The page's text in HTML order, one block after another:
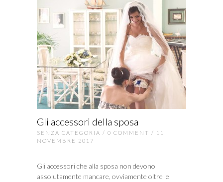
Gli accessori della sposa
SENZA CATEGORIA / 0 COMMENT / 11
NOVEMBRE 2017
Gli accessori che alla sposa non devono
assolutamente mancare, ovviamente oltre le